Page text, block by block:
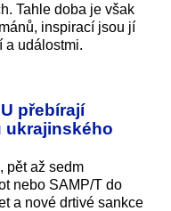
Tahle doba je však
inspirací jsou jí
a událostmi.
přebírají
ukrajinského
pět až sedm
nebo SAMP/T do
a nové drtivé sankce